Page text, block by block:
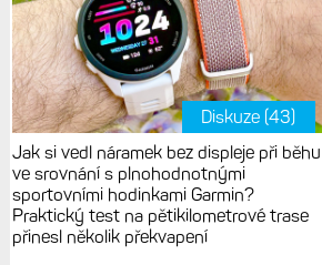
Diskuze (43)
Jak si vedl náramek bez displeje při běhu
ve srovnání s plnohodnotnými
sportovními hodinkami Garmin?
Praktický test na pětikilometrové trase
přinesl několik překvapení